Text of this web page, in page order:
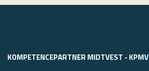
KOMPETENCEPARTNER MIDTVEST - KPMV